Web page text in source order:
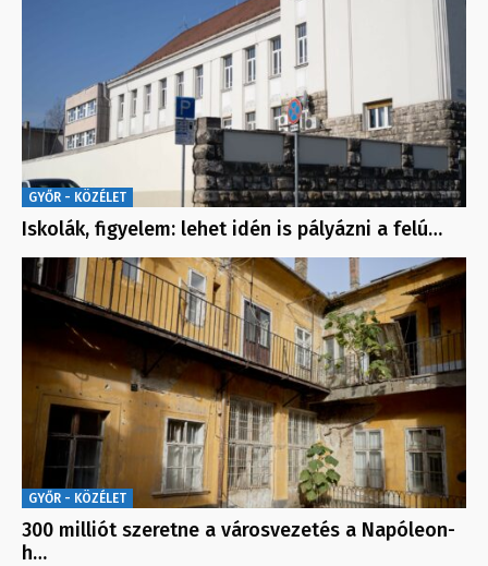
GYŐR - KÖZÉLET
Iskolák, figyelem: lehet idén is pályázni a felú…
GYŐR - KÖZÉLET
300 milliót szeretne a városvezetés a Napóleon-
h…